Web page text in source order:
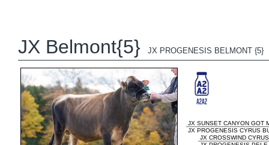
JX Belmont{5} JX PROGENESIS BELMONT {5}
JX SUNSET CANYON GOT
JX PROGENESIS CYRUS
JX CROSSWIND